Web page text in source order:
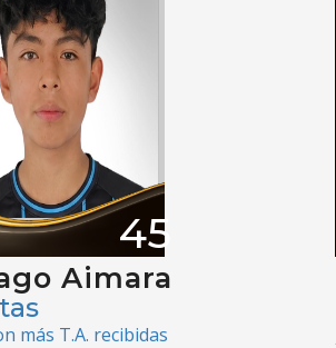
45
Aimara
más T.A. recibidas